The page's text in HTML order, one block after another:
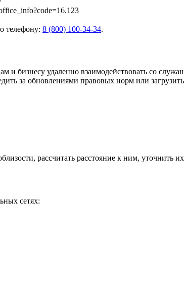
телефону: 8 (800) 100-34-34.
и бизнесу удаленно взаимодействовать со
за обновлениями правовых норм или
рассчитать расстояние к ним, уточнить
сетях: